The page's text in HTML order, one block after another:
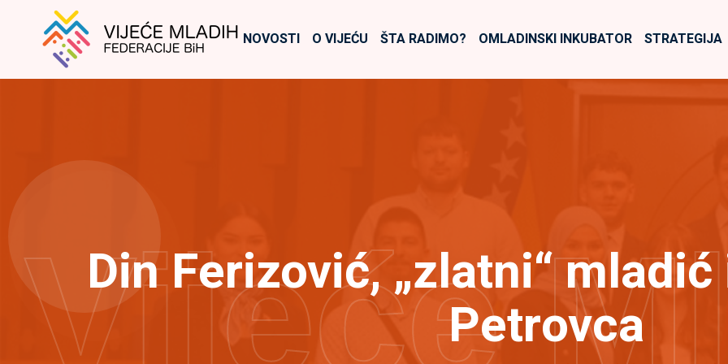
NOVOSTI O VIJEĆU ŠTA RADIMO? OMLADINSKI INKUBATOR STRATEGIJA
Din Ferizović, „zlatni“
Petrovca
Vijeće